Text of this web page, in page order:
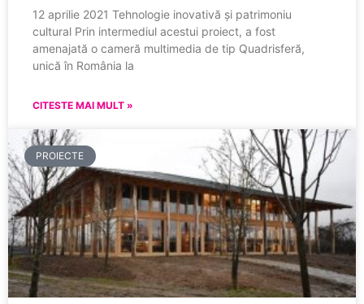
12 aprilie 2021 Tehnologie inovativă și patrimoniu
cultural Prin intermediul acestui proiect, a fost
amenajată o cameră multimedia de tip Quadrisferă,
unică în România la
CITESTE MAI MULT »
PROIECTE